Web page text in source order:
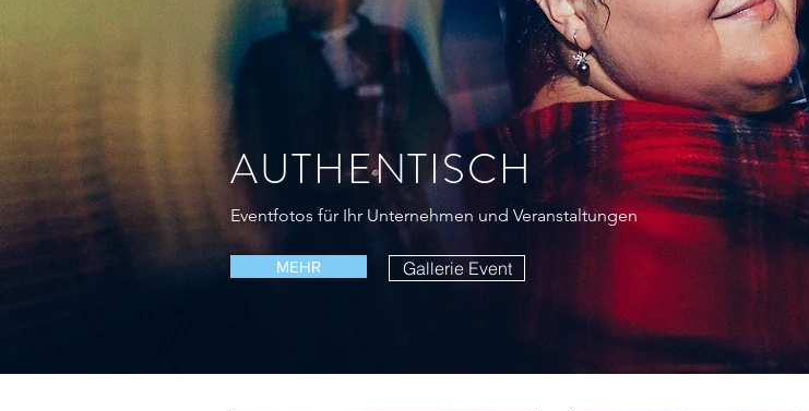
AUTHENTISCH
Eventfotos für Ihr Unternehmen und Veranstaltungen
MEHR Gallerie Event